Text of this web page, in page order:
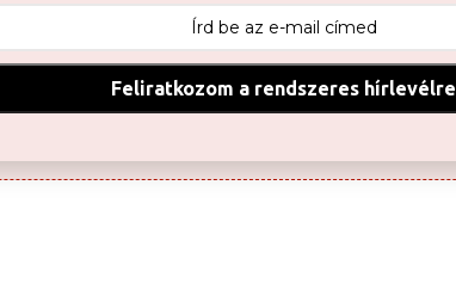
Feliratkozom a rendszeres hírlevélre